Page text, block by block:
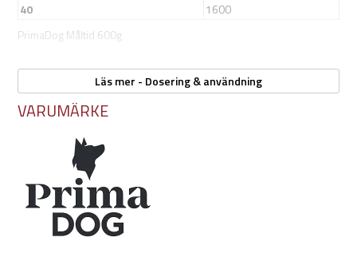
PrimaDog Måltid 600g
40
1600
Förvaras svalt och torrt. Öppnad förpackning bör förvaras i kylskåp
och förbrukas inom 2 dygn.
Serveras vid rumstemperatur.
Läs mer - Dosering & användning
VARUMÄRKE